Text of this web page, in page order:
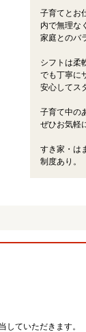
子育てとお
内で無理な
家庭とのバ
シフトは柔
でも丁寧に
安心してス
子育て中の
ぜひお気軽
すき家・は
制度あり。
していただきます。